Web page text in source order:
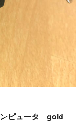
ピュータ gold